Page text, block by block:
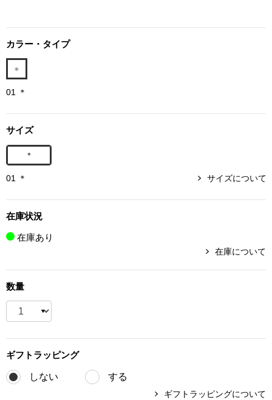
BOGARD 最新号はこちら
ランド
集
ルームウェア
その他
カラー・タイプ
01 ＊
サイズ
＊
01 ＊ サイズについて
在庫状況
在庫あり
在庫について
数量
ギフト ラッピング
しない する
ギフトラッピングについて